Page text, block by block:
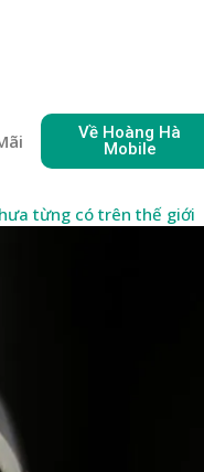
Về Hoàng Hà
Mobile
từng có trên thế giới